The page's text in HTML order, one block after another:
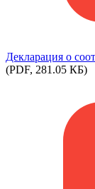
Декларация о
(PDF, 281.05 КБ)